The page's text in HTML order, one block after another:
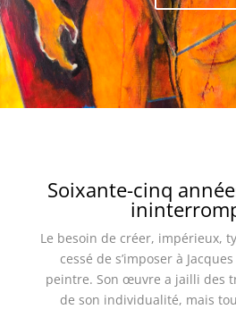
Soixante-cinq
Le besoin de créer, impérieux,
cessé de s’imposer à
peintre. Son œuvre a jailli des
de son individualité, mais